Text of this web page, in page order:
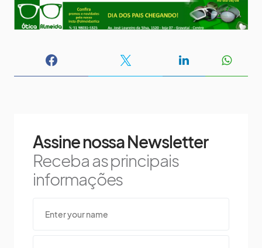
Assine nossa Newsletter
Receba as principais
informações